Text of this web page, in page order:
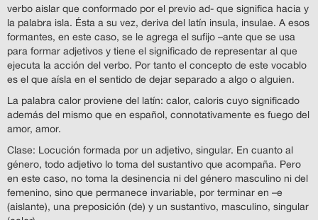
verbo aislar que conformado por el previo ad- que significa hacia y
la palabra isla. Ésta a su vez, deriva del latín insula, insulae. A esos
formantes, en este caso, se le agrega el sufijo –ante que se usa
para formar adjetivos y tiene el significado de representar al que
ejecuta la acción del verbo. Por tanto el concepto de este vocablo
es el que aísla en el sentido de dejar separado a algo o alguien.
La palabra calor proviene del latín: calor, caloris cuyo significado
además del mismo que en español, connotativamente es fuego del
amor, amor.
Clase: Locución formada por un adjetivo, singular. En cuanto al
género, todo adjetivo lo toma del sustantivo que acompaña. Pero
en este caso, no toma la desinencia ni del género masculino ni del
femenino, sino que permanece invariable, por terminar en –e
(aislante), una preposición (de) y un sustantivo, masculino, singular